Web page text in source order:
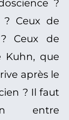
?
? Ceux de
Ceux de
Kuhn, que
après le
? Il faut
entre